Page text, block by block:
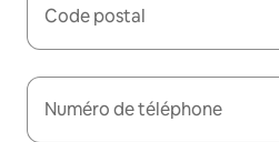
Code postal
Numéro de téléphone